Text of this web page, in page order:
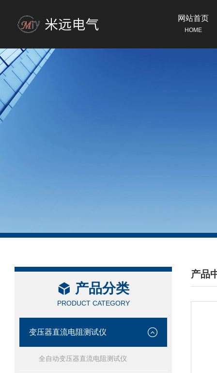
网站首页
HOME
产品分类
PRODUCT CATEGORY
变压器直流电阻测试仪
全自动变压器直流电阻测试仪
产品
/